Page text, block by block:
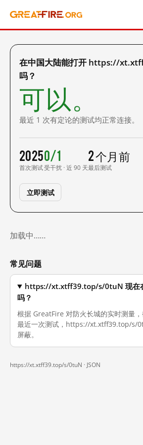
在中国大陆能打开 https://
吗？
可以。
最近 1 次有定论的测试均正常连接。
2025
首次测试
0/1
受干扰 · 近 90 天
2 个月前
最后测试
立即测试
加载中……
常见问题
https://xt.xtff39.top/s/0tuN 现在
吗？
根据 GreatFire 对防火长城的实时测量
最近一次测试，https://xt.xtff39.top/s/
屏蔽。
https://xt.xtff39.top/s/0tuN · JSON